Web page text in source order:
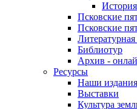
Псковские
Псковские
Литературная
Библиотур
Архив -
Ресурсы
Наши издания
Выставки
Культура